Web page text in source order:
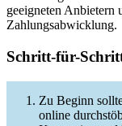
geeigneten Anbietern
Zahlungsabwicklung.
Schritt-für-
Zu Beginn
online